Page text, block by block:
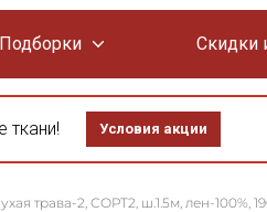
Подборки Скидки
ткани! Условия акции
трава-2, СОРТ2, ш.1.5м, лен-100%,